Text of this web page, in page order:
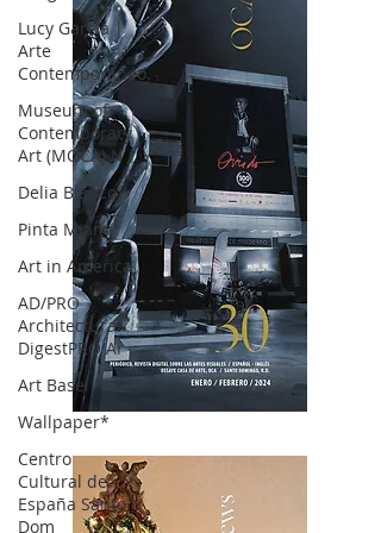
Lucy García |
Arte
Contemporáneo.
Museum of
Contemporary
Art (MOCA) N
Delia Blanco
Pinta Miami
Art in America
AD/PRO
Architectural
DigestPRO Ar
Art Basel
Wallpaper*
Centro
Cultural de
España Santo
Dom
OCA|News 30 /Enero-Febrero / 2024